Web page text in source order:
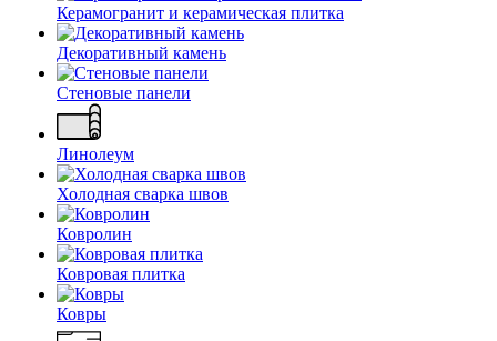
Керамогранит и керамическая плитка
Декоративный камень
Стеновые панели
Линолеум
Холодная сварка швов
Ковролин
Ковровая плитка
Ковры